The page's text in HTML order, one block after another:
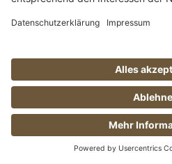
Straße
Erleben Sie ein
Gänge-Menü, inspiriert
der goldenen Jahreszeit.
Zur Buchung Mehr...